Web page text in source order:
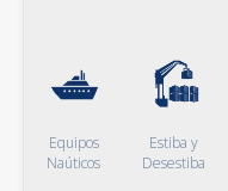
Equipos
Naúticos
Estiba y
Desestiba